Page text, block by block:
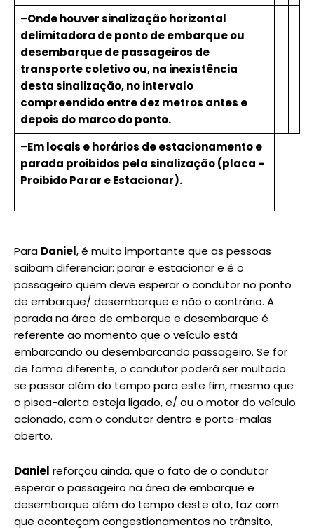
–Onde houver sinalização horizontal
delimitadora de ponto de embarque ou
desembarque de passageiros de
transporte coletivo ou, na inexistência
desta sinalização, no intervalo
compreendido entre dez metros antes e
depois do marco do ponto.
–Em locais e horários de estacionamento e
parada proibidos pela sinalização (placa –
Proibido Parar e Estacionar).
Para Daniel, é muito importante que as pessoas
saibam diferenciar: parar e estacionar e é o
passageiro quem deve esperar o condutor no ponto
de embarque/ desembarque e não o contrário. A
parada na área de embarque e desembarque é
referente ao momento que o veículo está
embarcando ou desembarcando passageiro. Se for
de forma diferente, o condutor poderá ser multado
se passar além do tempo para este fim, mesmo que
o pisca-alerta esteja ligado, e/ ou o motor do veículo
acionado, com o condutor dentro e porta-malas
aberto.
Daniel reforçou ainda, que o fato de o condutor
esperar o passageiro na área de embarque e
desembarque além do tempo deste ato, faz com
que aconteçam congestionamentos no trânsito,